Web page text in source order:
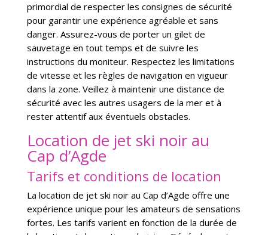
primordial de respecter les consignes de sécurité
pour garantir une expérience agréable et sans
danger. Assurez-vous de porter un gilet de
sauvetage en tout temps et de suivre les
instructions du moniteur. Respectez les limitations
de vitesse et les règles de navigation en vigueur
dans la zone. Veillez à maintenir une distance de
sécurité avec les autres usagers de la mer et à
rester attentif aux éventuels obstacles.
Location de jet ski noir au
Cap d’Agde
Tarifs et conditions de location
La location de jet ski noir au Cap d’Agde offre une
expérience unique pour les amateurs de sensations
fortes. Les tarifs varient en fonction de la durée de